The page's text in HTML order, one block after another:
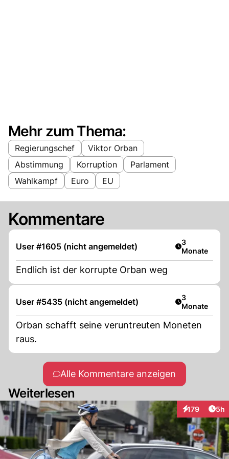
Mehr zum Thema:
Regierungschef
Viktor Orban
Abstimmung
Korruption
Parlament
Wahlkampf
Euro EU
Kommentare
User #1605 (nicht angemeldet) Artikel
3
Monate
Endlich ist der korrupte Orban weg
User #5435 (nicht angemeldet) Artikel
3
Monate
Orban schafft seine veruntreuten Moneten
raus.
Alle Kommentare anzeigen
Weiterlesen
179
Interaktionen
5h